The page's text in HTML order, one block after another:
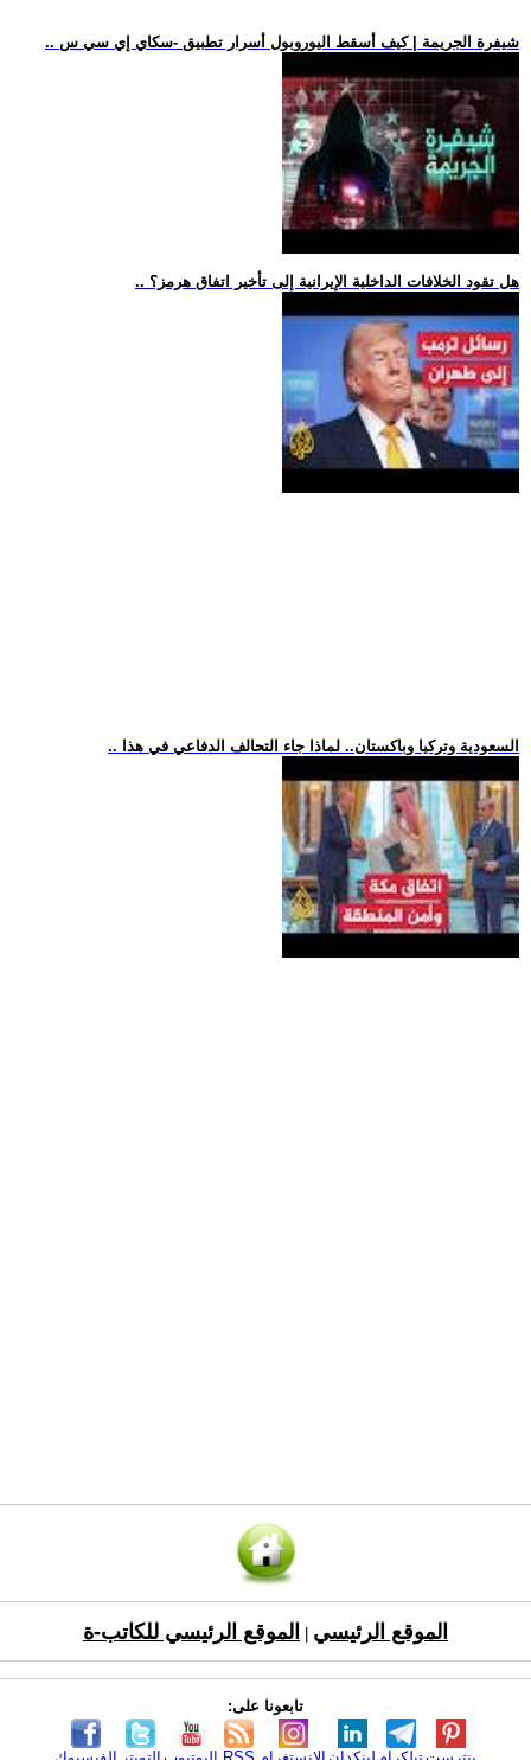
.. شيفرة الجريمة | كيف أسقط اليوروبول أسرار تطبيق -سكاي إي سي س
.. هل تقود الخلافات الداخلية الإيرانية إلى تأخير اتفاق هرمز؟
.. السعودية وتركيا وباكستان.. لماذا جاء التحالف الدفاعي في هذا
الموقع الرئيسي الموقع الرئيسي للكاتب-ة
تابعونا على: